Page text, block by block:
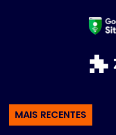
MAIS RECENTES